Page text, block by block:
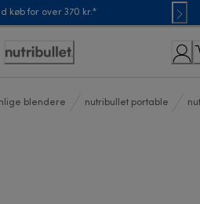
køb for over 370 kr.*
Accessibility
blendere nutribullet portable